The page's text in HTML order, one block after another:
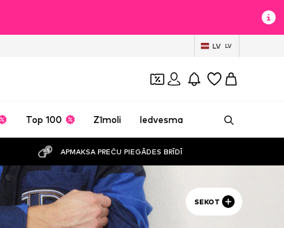
LV LV
Top 100 Zīmoli Iedvesma
APMAKSA PREČU PIEGĀDES BRĪDĪ
SEKOT